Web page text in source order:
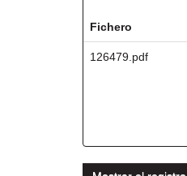
Fichero
126479.pdf